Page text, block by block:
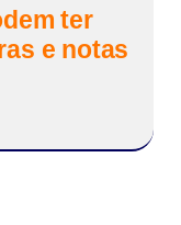
ter
e notas